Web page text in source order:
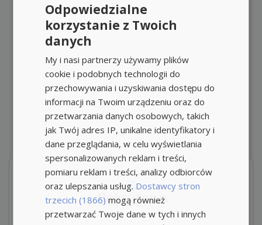
Odpowiedzialne
korzystanie z Twoich
danych
My i nasi partnerzy używamy plików
cookie i podobnych technologii do
przechowywania i uzyskiwania dostępu do
informacji na Twoim urządzeniu oraz do
przetwarzania danych osobowych, takich
jak Twój adres IP, unikalne identyfikatory i
dane przeglądania, w celu wyświetlania
spersonalizowanych reklam i treści,
pomiaru reklam i treści, analizy odbiorców
oraz ulepszania usług. Dostawcy stron
trzecich (1866) mogą również
przetwarzać Twoje dane w tych i innych